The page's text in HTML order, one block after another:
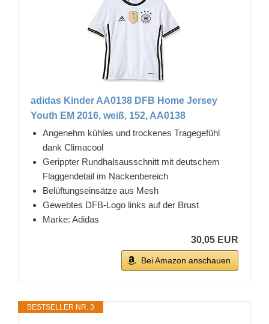
adidas Kinder AA0138 DFB Home Jersey
Youth EM 2016, weiß, 152, AA0138
Angenehm kühles und trockenes Tragegefühl
dank Climacool
Gerippter Rundhalsausschnitt mit deutschem
Flaggendetail im Nackenbereich
Belüftungseinsätze aus Mesh
Gewebtes DFB-Logo links auf der Brust
Marke: Adidas
30,05 EUR
Bei Amazon anschauen
BESTSELLER NR. 3